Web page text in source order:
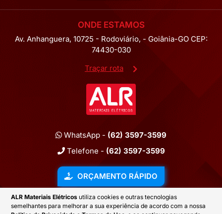
ALR Materiais Elétricos utiliza cookies e outras tecnologias
semelhantes para melhorar a sua experiência de acordo com a nossa
ONDE ESTAMOS
Av. Anhanguera, 10725 - Rodoviário, - Goiânia-GO CEP:
74430-030
Traçar rota
WhatsApp - (62) 3597-3599
Telefone - (62) 3597-3599
ORÇAMENTO RÁPIDO
2026 © ALR MATERIAIS ELÉTRICOS